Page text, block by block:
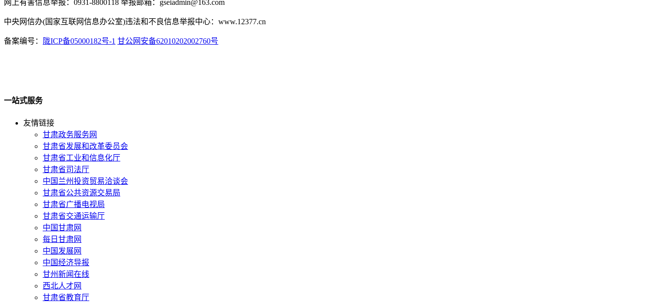
网上有害信息举报：0931-8800118 举报邮箱：gseiadmin@163.com
中央网信办(国家互联网信息办公室)违法和不良信息举报中心：www.12377.cn
备案编号： 陇ICP备05000182号-1 甘公网安备62010202002760号
一站式服务
友情链接
甘肃政务服务网
甘肃省发展和改革委员会
甘肃省工业和信息化厅
甘肃省司法厅
中国兰州投资贸易洽谈会
甘肃省公共资源交易局
甘肃省广播电视局
甘肃省交通运输厅
中国甘肃网
每日甘肃网
中国发展网
中国经济导报
甘州新闻在线
西北人才网
甘肃省教育厅